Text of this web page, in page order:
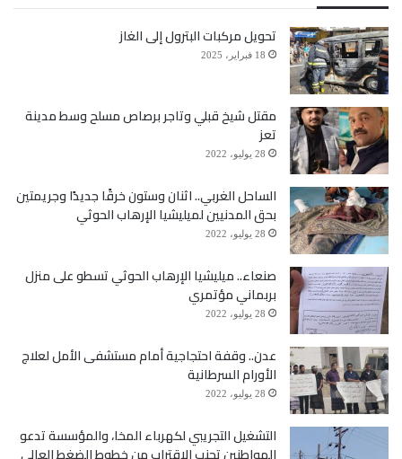
ويشير الخبراء، إلى أن أبرز الأسباب، هو المضاربة بالعملة
من قبل التجار المرتبطين بمراكز النفوذ في الشرعية
وجماعة الحوثي أيضاً. إضافة إلى استنزاف العملة الصعبة
من السوق وتهريبها إلى الخارج من قبل جهات رسمية
وشخصيات نافذة في الشرعية.
تحويل مركبات البترول إلى الغاز
18 فبراير، 2025
مقتل شيخ قبلي وتاجر برصاص مسلح وسط مدينة
تعز
28 يوليو، 2022
الساحل الغربي.. اثنان وستون خرقًا جديدًا وجريمتين
بحق المدنيين لميليشيا الإرهاب الحوثي
28 يوليو، 2022
صنعاء.. ميليشيا الإرهاب الحوثي تسطو على منزل
بربماني مؤتمري
28 يوليو، 2022
عدن.. وقفة احتجاجية أمام مستشفى الأمل لعلاج
الأورام السرطانية
28 يوليو، 2022
التشغيل التجريبي لكهرباء المخا، والمؤسسة تدعو